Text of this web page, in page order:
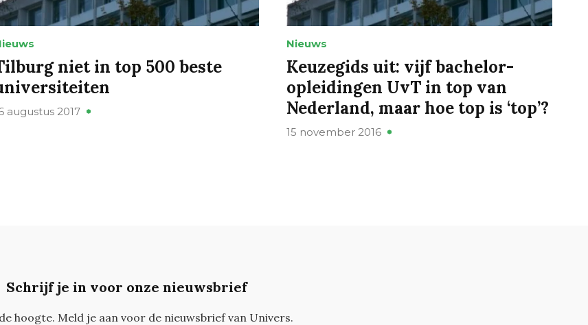
niet in top 500 beste
augustus 2017
Nieuws
Keuzegids uit: vijf bachelor-
opleidingen UvT in top van
Nederland, maar hoe top is ‘top’?
15 november 2016
Schrijf je in voor onze nieuwsbrief
hoogte. Meld je aan voor de nieuwsbrief van Univers.